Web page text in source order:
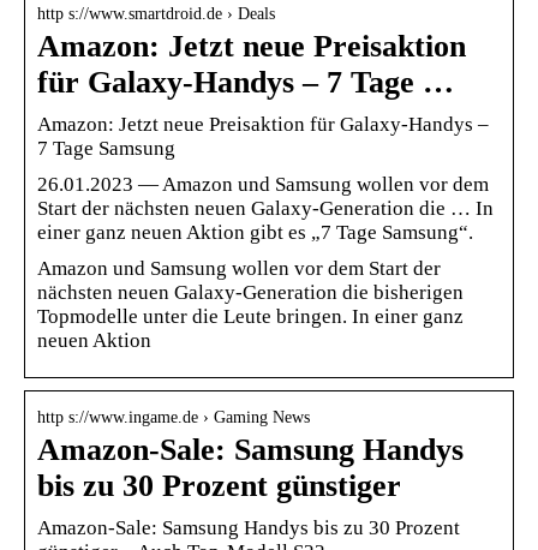
http s://www.smartdroid.de › Deals
Amazon: Jetzt neue Preisaktion
für Galaxy-Handys – 7 Tage …
Amazon: Jetzt neue Preisaktion für Galaxy-Handys –
7 Tage Samsung
26.01.2023 — Amazon und Samsung wollen vor dem
Start der nächsten neuen Galaxy-Generation die … In
einer ganz neuen Aktion gibt es „7 Tage Samsung“.
Amazon und Samsung wollen vor dem Start der
nächsten neuen Galaxy-Generation die bisherigen
Topmodelle unter die Leute bringen. In einer ganz
neuen Aktion
http s://www.ingame.de › Gaming News
Amazon-Sale: Samsung Handys
bis zu 30 Prozent günstiger
Amazon-Sale: Samsung Handys bis zu 30 Prozent